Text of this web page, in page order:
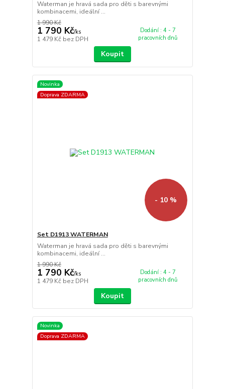
Waterman je hravá sada pro děti s barevnými
kombinacemi, ideální ...
1 990 Kč
1 790 Kč/ks
1 479 Kč bez DPH
Dodání : 4 - 7
pracovních dnů
Koupit
Novinka
Doprava ZDARMA
- 10 %
Set D1913 WATERMAN
Waterman je hravá sada pro děti s barevnými
kombinacemi, ideální ...
1 990 Kč
1 790 Kč/ks
1 479 Kč bez DPH
Dodání : 4 - 7
pracovních dnů
Koupit
Novinka
Doprava ZDARMA